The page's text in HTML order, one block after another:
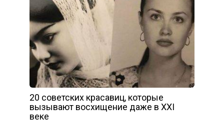
20 советских красавиц, которые
вызывают восхищение даже в XXI
веке